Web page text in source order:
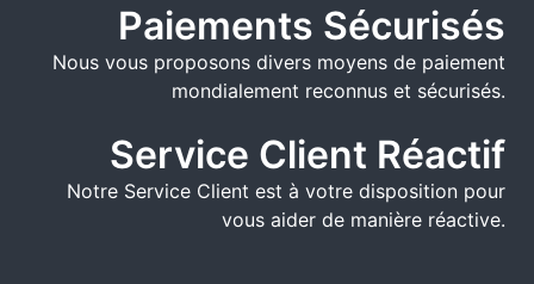
Paiements Sécurisés
Nous vous proposons divers moyens de paiement
mondialement reconnus et sécurisés.
Service Client Réactif
Notre Service Client est à votre disposition pour
vous aider de manière réactive.